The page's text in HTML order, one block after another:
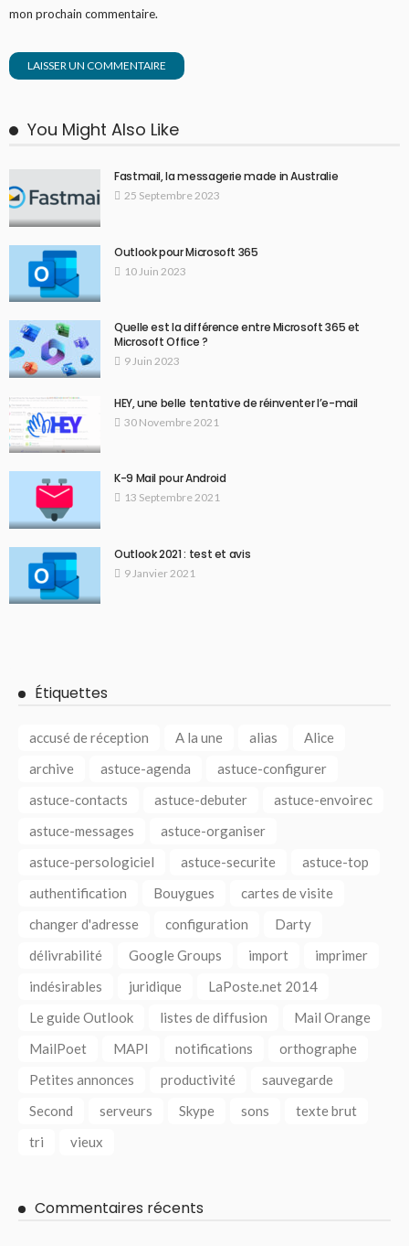
mon prochain commentaire.
You Might Also Like
Fastmail, la messagerie made in Australie
25 Septembre 2023
Outlook pour Microsoft 365
10 Juin 2023
Quelle est la différence entre Microsoft 365 et
Microsoft Office ?
9 Juin 2023
HEY, une belle tentative de réinventer l’e-mail
30 Novembre 2021
K-9 Mail pour Android
13 Septembre 2021
Outlook 2021 : test et avis
9 Janvier 2021
Étiquettes
accusé de réception A la une alias
Alice
archive
astuce-agenda
astuce-configurer
astuce-contacts
astuce-debuter
astuce-envoirec
astuce-messages
astuce-organiser
astuce-persologiciel
astuce-securite
astuce-top
authentification
Bouygues
cartes de visite
changer d'adresse
configuration
Darty
délivrabilité
Google Groups import
imprimer
indésirables
juridique
LaPoste.net 2014
Le guide Outlook
listes de diffusion
Mail Orange
MailPoet
MAPI notifications
orthographe
Petites annonces
productivité
sauvegarde
Second
serveurs Skype sons
texte brut
tri
vieux
Commentaires récents